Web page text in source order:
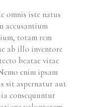
omnis iste natus
accusantium
totam rem
ab illo inventore
beatae vitae
enim ipsam
sit aspernatur aut
consequuntur